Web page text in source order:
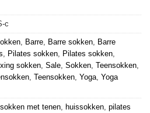
c
Barre Barre sokken
Barre
Pilates sokken Pilates sokken
sokken Sale Sokken Teensokken
Teensokken Yoga Yoga
met tenen huissokken pilates